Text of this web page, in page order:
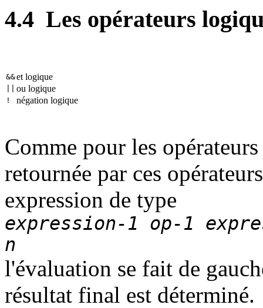
4.4 Les opérateurs
&&et logique
ou logique
! négation logique
Comme pour les
retournée par ces
expression de type
expression-1 op-1
n
l'évaluation se fait de
résultat final est déterminé.